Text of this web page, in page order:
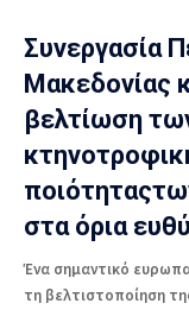
Συνεργασία
Μακεδονίας
βελτίωση
στα όρια
Ένα σημαντικό
τη βελτιστοποίηση